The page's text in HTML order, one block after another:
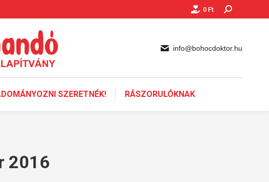
0 Ft Keresés:
info@bohocdoktor.hu
SZERETNÉK! RÁSZORULÓKNAK
2016